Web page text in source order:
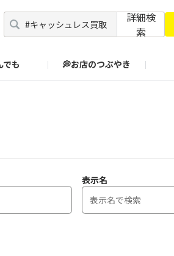
詳細検
索
でも 💭お店のつぶやき
表示名